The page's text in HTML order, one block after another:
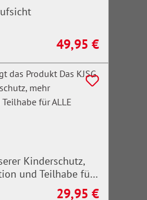
Regulärer Preis:
49,95 €
Kinderschutz,
und Teilhabe für
Regulärer Preis:
29,95 €